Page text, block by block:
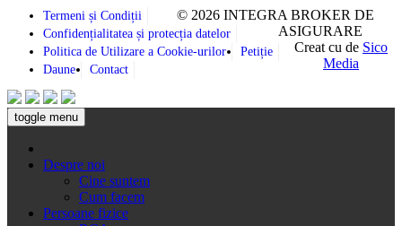
Termeni și Condiții
Confidențialitatea și protecția datelor
Politica de Utilizare a Cookie-urilor
Petiție
Daune
Contact
© 2026 INTEGRA BROKER DE
ASIGURARE
Creat cu de Sico
Media
toggle menu
Despre noi
Cine suntem
Cum facem
Persoane fizice